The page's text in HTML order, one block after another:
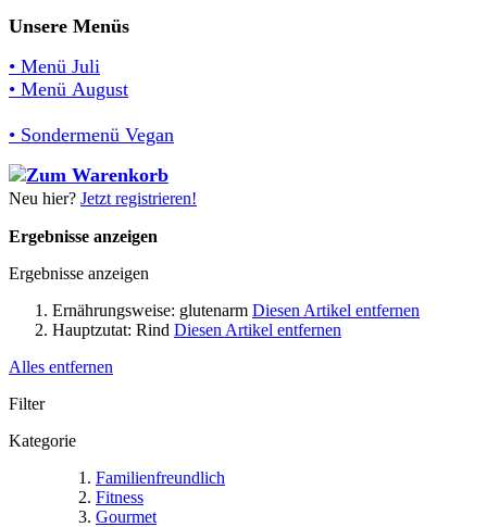
Unsere Menüs
• Menü Juli
• Menü August
• Sondermenü Vegan
Neu hier? Jetzt registrieren!
Ergebnisse anzeigen
Ergebnisse anzeigen
Ernährungsweise: glutenarm Diesen Artikel entfernen
Hauptzutat: Rind Diesen Artikel entfernen
Alles entfernen
Filter
Kategorie
Familienfreundlich
Fitness
Gourmet